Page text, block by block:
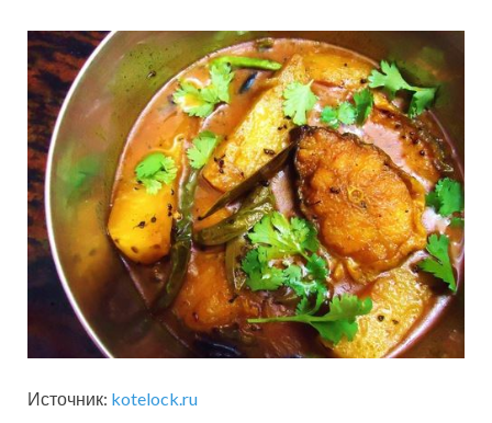
Источник: kotelock.ru